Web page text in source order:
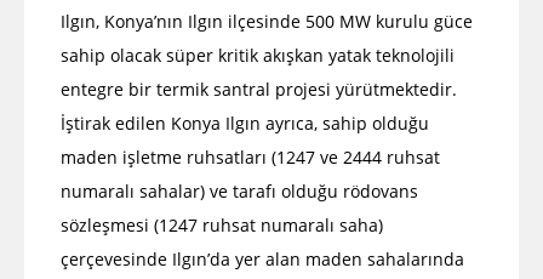
Ilgın, Konya’nın Ilgın ilçesinde 500 MW kurulu güce
sahip olacak süper kritik akışkan yatak teknolojili
entegre bir termik santral projesi yürütmektedir.
İştirak edilen Konya Ilgın ayrıca, sahip olduğu
maden işletme ruhsatları (1247 ve 2444 ruhsat
numaralı sahalar) ve tarafı olduğu rödovans
sözleşmesi (1247 ruhsat numaralı saha)
çerçevesinde Ilgın’da yer alan maden sahalarında